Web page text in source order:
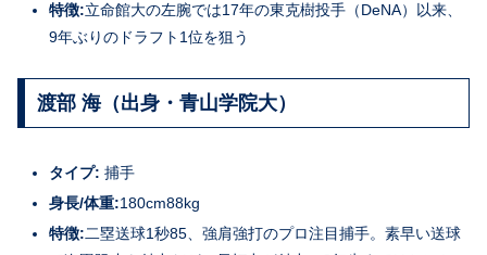
特徴:立命館大の左腕では17年の東克樹投手（DeNA）以来、
9年ぶりのドラフト1位を狙う
渡部 海（出身・青山学院大）
タイプ: 捕手
身長/体重:180cm88kg
特徴:二塁送球1秒85、強肩強打のプロ注目捕手。素早い送球